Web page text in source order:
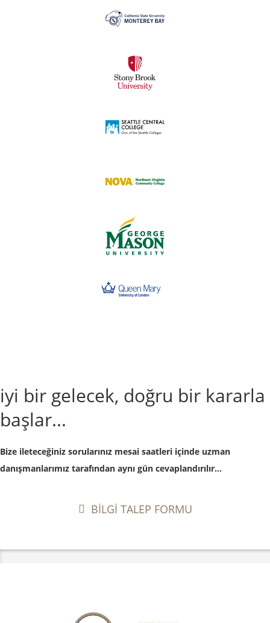
iyi bir gelecek, doğru bir kararla
başlar...
Bize ileteceğiniz sorularınız mesai saatleri içinde uzman
danışmanlarımız tarafından aynı gün cevaplandırılır...
BİLGİ TALEP FORMU